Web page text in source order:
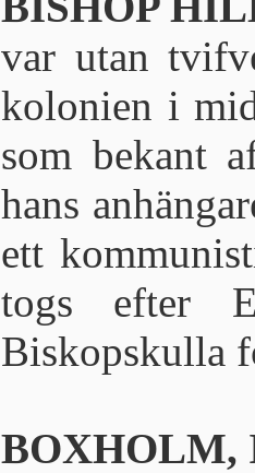
var utan
kolonien i
som bekant
hans
ett
togs efter
Biskopskulla
BOXHOLM,